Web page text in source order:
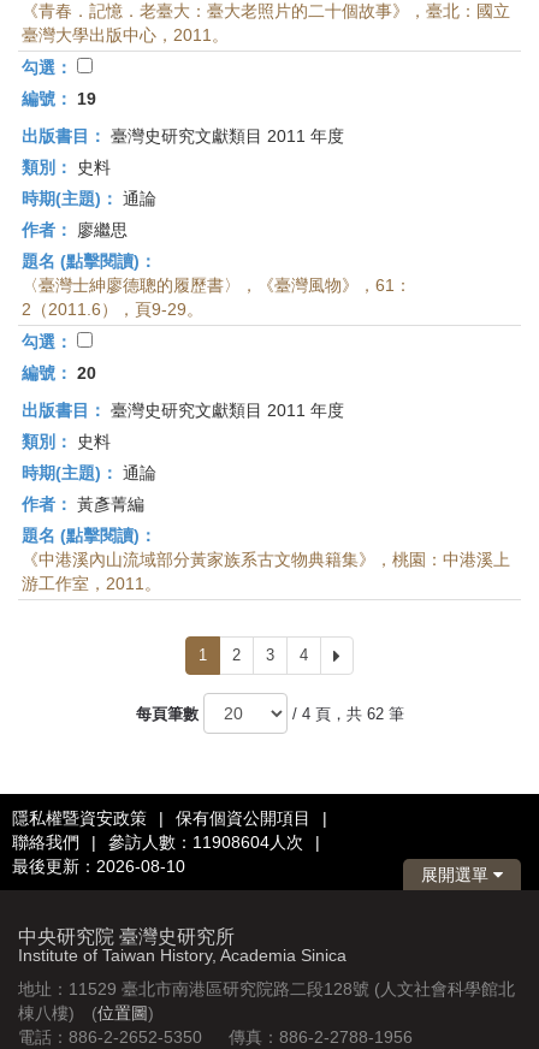
《青春．記憶．老臺大：臺大老照片的二十個故事》，臺北：國立
臺灣大學出版中心，2011。
勾選：
編號：
19
出版書目： 臺灣史研究文獻類目 2011 年度
類別：
史料
時期(主題)： 通論
作者：
廖繼思
題名 (點擊閱讀)：
〈臺灣士紳廖德聰的履歷書〉，《臺灣風物》，61：
2（2011.6），頁9-29。
勾選：
編號： 20
出版書目： 臺灣史研究文獻類目 2011 年度
類別：
史料
時期(主題)： 通論
作者： 黃彥菁編
題名 (點擊閱讀)：
《中港溪內山流域部分黃家族系古文物典籍集》，桃園：中港溪上
游工作室，2011。
1 2 3 4
一
每頁筆數
/ 4 頁，共 62 筆
隱私權暨資安政策 | 保有個資公開項目
|
聯絡我們
| 參訪人數：11908604人次
|
最後更新：2026-08-10
展開選單
中央研究院 臺灣史研究所
Institute of Taiwan History, Academia Sinica
地址：11529 臺北市南港區研究院路二段128號 (人文社會科學館北
棟八樓) (位置圖)
電話：886-2-2652-5350 傳真：886-2-2788-1956